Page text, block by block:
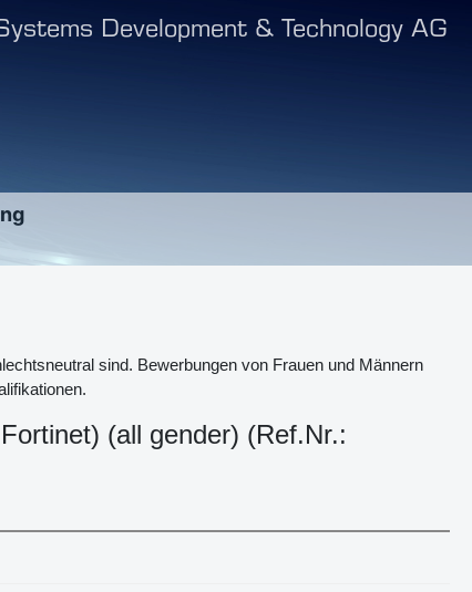
Development & Technology AG
sind. Bewerbungen von Frauen und Männern
(all gender) (Ref.Nr.: